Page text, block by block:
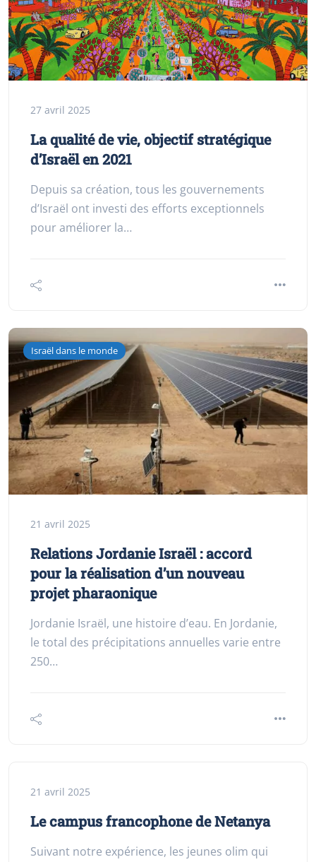
27 avril 2025
La qualité de vie, objectif stratégique
d’Israël en 2021
Depuis sa création, tous les gouvernements
d’Israël ont investi des efforts exceptionnels
pour améliorer la…
Israël dans le monde
21 avril 2025
Relations Jordanie Israël : accord
pour la réalisation d’un nouveau
projet pharaonique
Jordanie Israël, une histoire d’eau. En Jordanie,
le total des précipitations annuelles varie entre
250…
21 avril 2025
Le campus francophone de Netanya
Suivant notre expérience, les jeunes olim qui